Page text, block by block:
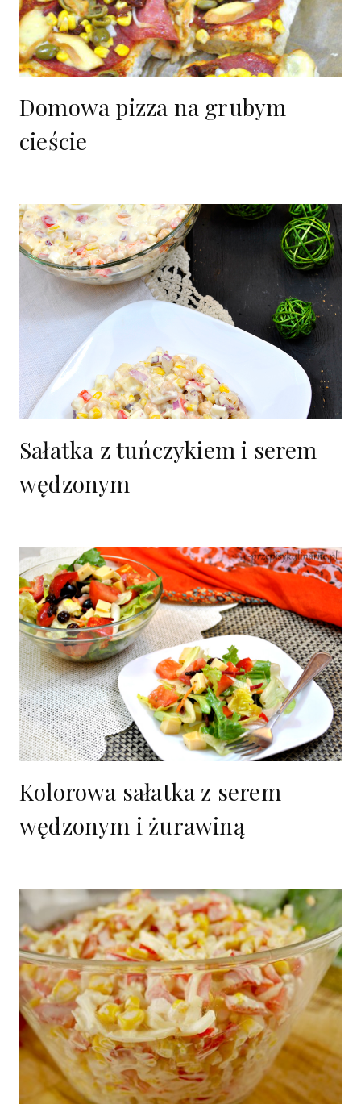
Domowa pizza na grubym
cieście
Sałatka z tuńczykiem i serem
wędzonym
Kolorowa sałatka z serem
wędzonym i żurawiną